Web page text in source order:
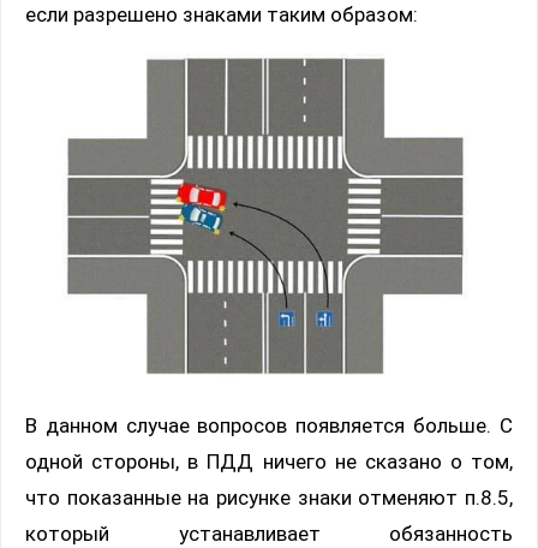
если разрешено знаками таким образом:
В данном случае вопросов появляется больше. С
одной стороны, в ПДД ничего не сказано о том,
что показанные на рисунке знаки отменяют п.8.5,
который устанавливает обязанность